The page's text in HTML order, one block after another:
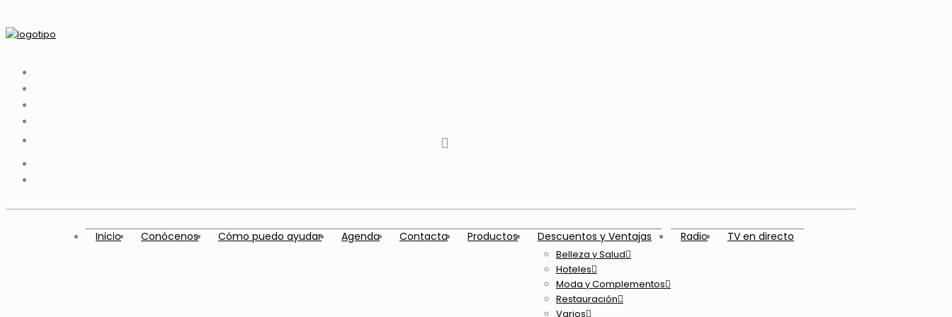
Youtube
Inicio Conócenos Cómo puedo ayudar Agenda Contacta Productos Descuentos y Ventajas
Belleza y Salud
Hoteles
Moda y Complementos
Restauración
Varios
Radio TV en directo